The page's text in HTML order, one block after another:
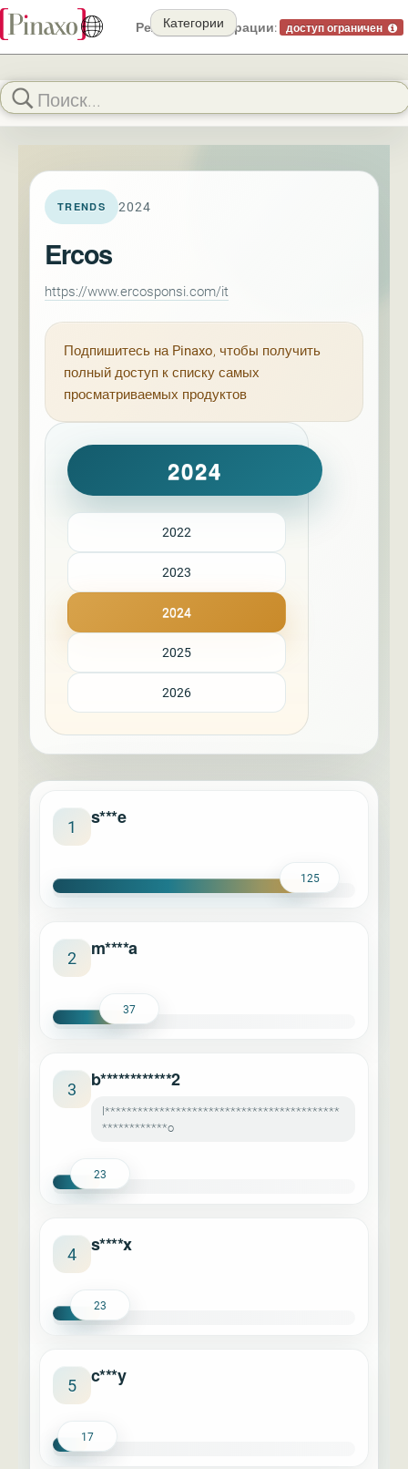
Режим демонстрации: доступ ограничен
Категории
TRENDS 2024
Ercos
https://www.ercosponsi.com/it
Подпишитесь на Pinaxo, чтобы получить
полный доступ к списку самых
просматриваемых продуктов
2024
2022
2023
2024
2025
2026
1 s***e
125
2 m****a
37
3 b************2
l*******************************************
************o
23
4 s****x
23
5 c***y
17